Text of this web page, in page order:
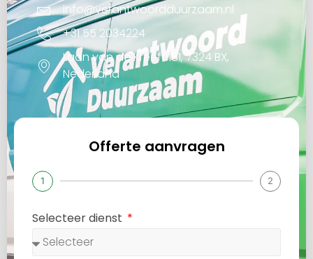
info@verantwoordduurzaam.nl
+31 55 2034224
Laan van de Kreeft 181, 7324 BX,
Nederland
Offerte aanvragen
1 2
Selecteer dienst